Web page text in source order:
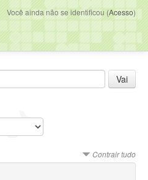
Você ainda não se identificou (Acesso)
Contrair tudo